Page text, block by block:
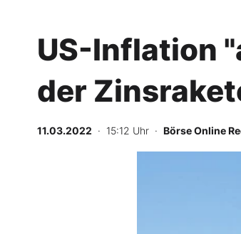
Finanz-Check
Abo & Shop
BO-Musterdepots
US-Inflation
der
11.03.2022 · 15:12 Uhr · Börse Online